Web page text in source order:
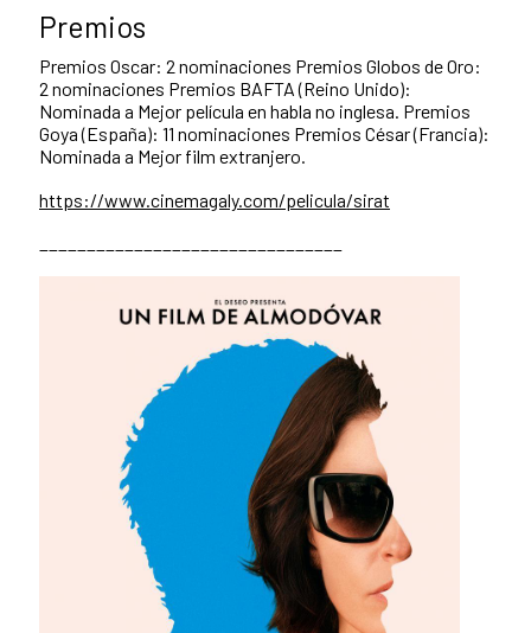
Premios
Premios Oscar: 2 nominaciones Premios Globos de Oro:
2 nominaciones Premios BAFTA (Reino Unido):
Nominada a Mejor película en habla no inglesa. Premios
Goya (España): 11 nominaciones Premios César (Francia):
Nominada a Mejor film extranjero.
https://www.cinemagaly.com/pelicula/sirat